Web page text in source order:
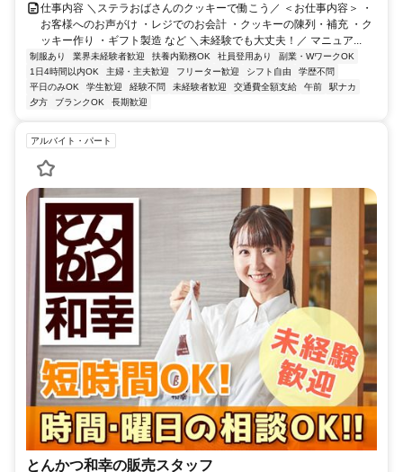
仕事内容 ＼ステラおばさんのクッキーで働こう／ ＜お仕事内容＞ ・
お客様へのお声がけ ・レジでのお会計 ・クッキーの陳列・補充 ・ク
ッキー作り ・ギフト製造 など ＼未経験でも大丈夫！／ マニュア...
制服あり 業界未経験者歓迎 扶養内勤務OK 社員登用あり
副業・WワークOK
1日4時間以内OK
主婦・主夫歓迎 フリーター歓迎 シフト自由
学歴不問
平日のみOK
学生歓迎 経験不問 未経験者歓迎 交通費全額支給 午前
駅ナカ
夕方
ブランクOK 長期歓迎
アルバイト・パート
とんかつ和幸の販売スタッフ